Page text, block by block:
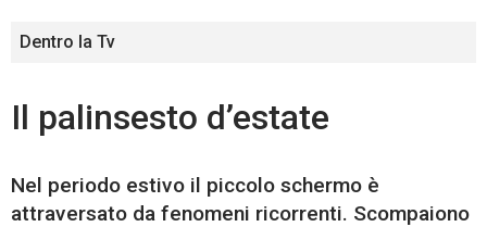
Dentro la Tv
Il palinsesto d’estate
Nel periodo estivo il piccolo schermo è
attraversato da fenomeni ricorrenti. Scompaiono